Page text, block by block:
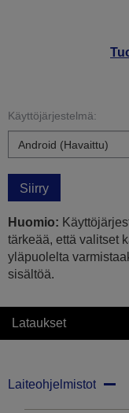
Käyttöjärjestelmä:
Siirry
Huomio:
tärkeää, että valitset
yläpuolelta
sisältöä.
Lataukset
Laiteohjelmistot